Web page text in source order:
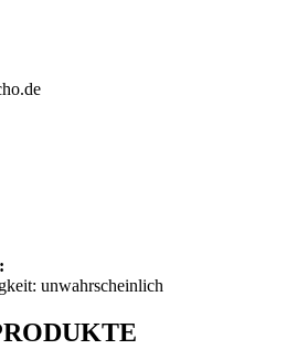
unwahrscheinlich